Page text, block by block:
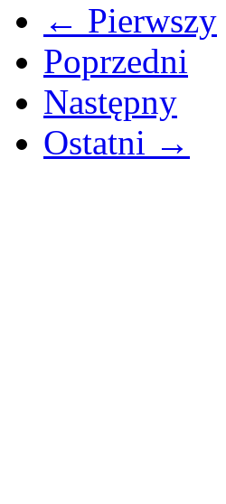
← Pierwszy
Poprzedni
Następny
Ostatni →